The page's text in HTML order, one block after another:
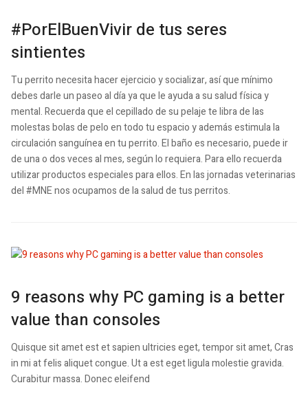
#PorElBuenVivir de tus seres
sintientes
Tu perrito necesita hacer ejercicio y socializar, así que mínimo
debes darle un paseo al día ya que le ayuda a su salud física y
mental.Recuerda que el cepillado de su pelaje te libra de las
molestas bolas de pelo en todo tu espacio y además estimula la
circulación sanguínea en tu perrito.El baño es necesario, puede ir
de una o dos veces al mes, según lo requiera. Para ello recuerda
utilizar productos especiales para ellos.En las jornadas veterinarias
del #MNE nos ocupamos de la salud de tus perritos.
9 reasons why PC gaming is a better
value than consoles
Quisque sit amet est et sapien ultricies eget, tempor sit amet, Cras
in mi at felis aliquet congue. Ut a est eget ligula molestie gravida.
Curabitur massa. Donec eleifend